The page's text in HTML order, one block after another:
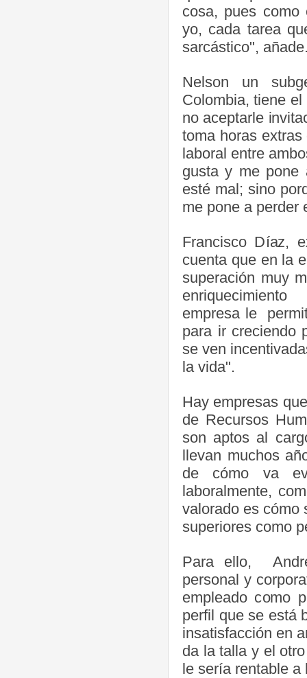
cosa, pues como
yo, cada tarea
sarcástico",
Nelson un
Colombia, tiene
no aceptarle
toma horas
laboral entre
gusta y me pone
esté mal; sino
me pone a perder
Francisco Díaz,
cuenta que en la
superación muy
enriquecimiento
empresa le
para ir creciendo
se ven
la vida".
Hay empresas
de Recursos
son aptos al
llevan muchos
de cómo va
laboralmente,
valorado es cómo
superiores como
Para ello,
personal y
empleado como
perfil que se está
insatisfacción en
da la talla y el
le sería rentable a